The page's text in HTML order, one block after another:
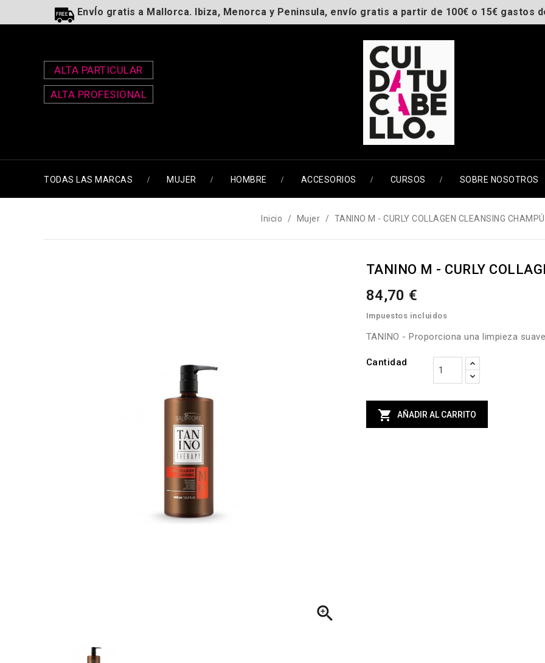
EnvÍo gratis a Mallorca. Ibiza, Menorca y Peninsula, envío gratis a partir de 100€ o 15€ gastos
ALTA PARTICULAR
ALTA PROFESIONAL
TODAS LAS MARCAS MUJER HOMBRE ACCESORIOS CURSOS SOBRE NOSOTROS
Inicio Mujer TANINO M - CURLY COLLAGEN CLEANSING

TANINO M - CURLY
84,70 €
Impuestos incluidos
TANINO - Proporciona una limpieza
Cantidad
 AÑADIR AL CARRITO